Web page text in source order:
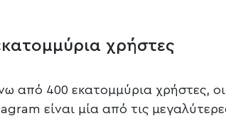
χρήστες
από 400 εκατομμύρια χρήστες,
είναι μία από τις